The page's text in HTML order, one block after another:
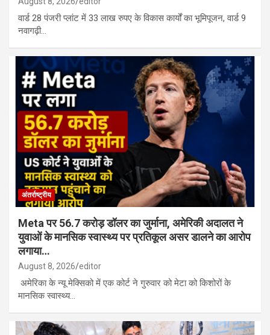
वार्ड 28 पंजरी प्लांट में 33 लाख रुपए के विकास कार्यों का भूमिपूजन, वार्ड 9
नवागढ़ी…
अंतर्राष्ट्रीय
Meta पर 56.7 करोड़ डॉलर का जुर्माना, अमेरिकी अदालत ने
युवाओं के मानसिक स्वास्थ्य पर प्रतिकूल असर डालने का आरोप
लगाया…
August 8, 2026 editor
अमेरिका के न्यू मेक्सिको में एक कोर्ट ने गुरुवार को मेटा को किशोरों के
मानसिक स्वास्थ्य…